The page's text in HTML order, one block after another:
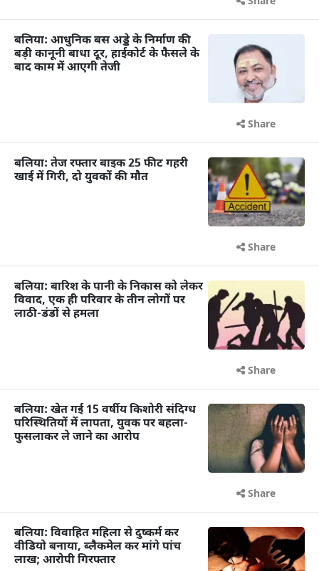
बलिया: आधुनिक बस अड्डे के निर्माण की
बड़ी कानूनी बाधा दूर, हाईकोर्ट के फैसले के
बाद काम में आएगी तेजी
Share
बलिया: तेज रफ्तार बाइक 25 फीट गहरी
खाई में गिरी, दो युवकों की मौत
Share
बलिया: बारिश के पानी के निकास को लेकर
विवाद, एक ही परिवार के तीन लोगों पर
लाठी-डंडों से हमला
Share
बलिया: खेत गई 15 वर्षीय किशोरी संदिग्ध
परिस्थितियों में लापता, युवक पर बहला-
फुसलाकर ले जाने का आरोप
Share
बलिया: विवाहित महिला से दुष्कर्म कर
वीडियो बनाया, ब्लैकमेल कर मांगे पांच
लाख; आरोपी गिरफ्तार